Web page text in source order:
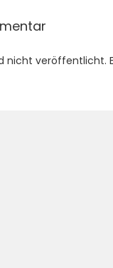
nicht veröffentlicht.